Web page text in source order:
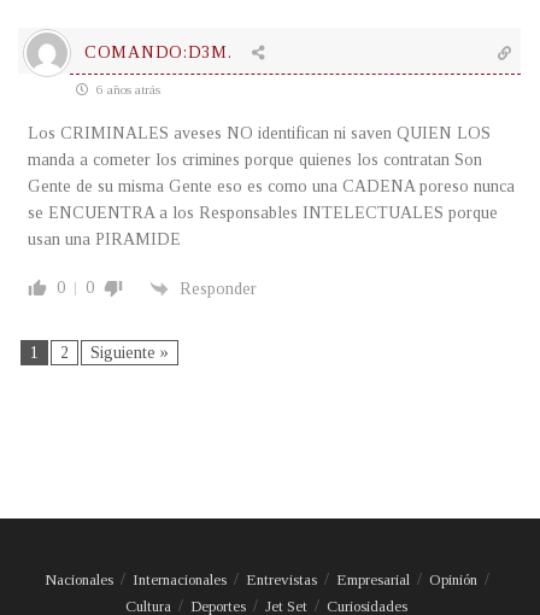
COMANDO:D3M.
6 años atrás
Los CRIMINALES aveses NO identifican ni saven QUIEN LOS
manda a cometer los crimines porque quienes los contratan Son
Gente de su misma Gente eso es como una CADENA poreso nunca
se ENCUENTRA a los Responsables INTELECTUALES porque
usan una PIRAMIDE
0 0 Responder
1 2 Siguiente »
Nacionales Internacionales Entrevistas Empresarial
Opinión
Cultura
Deportes Jet Set Curiosidades